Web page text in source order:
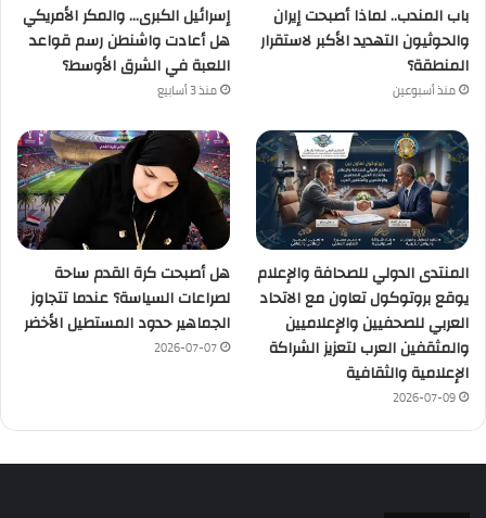
باب المندب.. لماذا أصبحت إيران
والحوثيون التهديد الأكبر لاستقرار
المنطقة؟
منذ أسبوعين
إسرائيل الكبرى… والمكر الأمريكي
هل أعادت واشنطن رسم قواعد
اللعبة في الشرق الأوسط؟
منذ 3 أسابيع
المنتدى الدولي للصحافة والإعلام
يوقع بروتوكول تعاون مع الاتحاد
العربي للصحفيين والإعلاميين
والمثقفين العرب لتعزيز الشراكة
الإعلامية والثقافية
2026-07-09
هل أصبحت كرة القدم ساحة
لصراعات السياسة؟ عندما تتجاوز
الجماهير حدود المستطيل الأخضر
2026-07-07